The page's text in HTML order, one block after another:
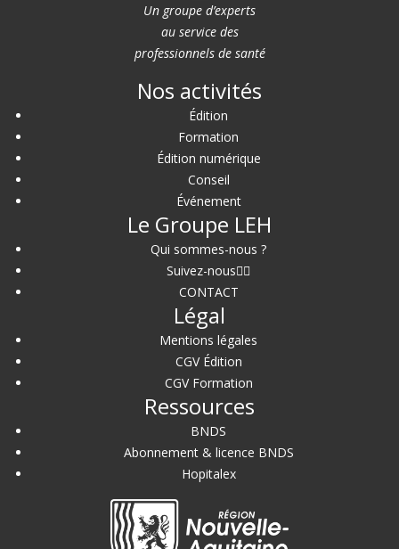
Un groupe d’experts
au service des
professionnels de santé
Nos activités
Édition
Formation
Édition numérique
Conseil
Événement
Le Groupe LEH
Qui sommes-nous ?
Suivez-nous
CONTACT
Légal
Mentions légales
CGV Édition
CGV Formation
Ressources
BNDS
Abonnement & licence BNDS
Hopitalex